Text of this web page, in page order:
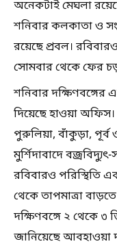
অনেকটাই মেঘলা
শনিবার কলকাতা ও
রয়েছে প্রবল।
সোমবার থেকে ফের
শনিবার দক্ষিণবঙ্গের
দিয়েছে হাওয়া
পুরুলিয়া, বাঁকুড়া, পূর্ব
মুর্শিদাবাদে
রবিবারও পরিস্থিতি
থেকে তাপমাত্রা
দক্ষিণবঙ্গে ২ থেকে ৩
জানিয়েছে আবহাওয়া